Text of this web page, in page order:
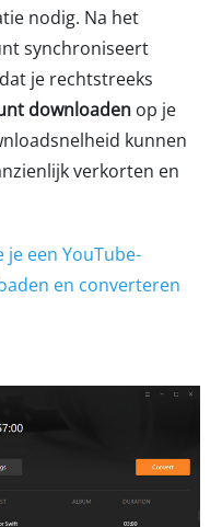
nodig. Na het
synchroniseert
je rechtstreeks
downloaden op je
kunnen
verkorten en
je een YouTube-
en converteren